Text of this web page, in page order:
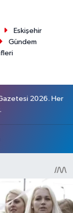
Eskişehir
Gündem
2026. Her